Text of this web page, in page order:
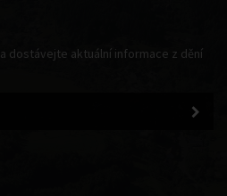
dostávejte aktuální informace z dění